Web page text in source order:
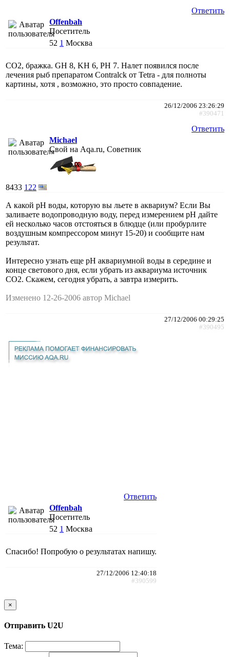
Ответить
Offenbah
Посетитель
52 1 Москва
CO2, бражка. GH 8, KH 6, PH 7. Налет появился после
лечения рыб препаратом Contralck от Tetra - для полноты
картины, хотя , возможно, это просто совпадение.
26/12/2006 23:26:29
#390471
Ответить
Michael
Свой на Aqa.ru, Советник
8433 122
А какой рН воды, которую вы льете в аквариум? Если Вы
заливаете водопроводную воду, перед измерением рН дайте
ей несколько часов отстояться в блюдце (или пробурлите
воздушным компрессором минут 15-20) и сообщите нам
результат.
Интересно узнать еще рН аквариумной воды в середине и
конце светового дня, если убрать из аквариума источник
СО2. Скажем, сегодня убрать, а завтра измерить.
Изменено 12-26-2006 автор Michael
27/12/2006 00:29:25
#390495
Ответить
Offenbah
Посетитель
52 1 Москва
Спасибо! Попробую о результатах напишу.
27/12/2006 12:40:18
#390599
×
Отправить U2U
Тема: